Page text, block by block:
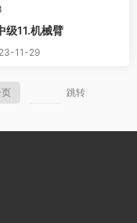
级11.机械臂
11-29
跳转